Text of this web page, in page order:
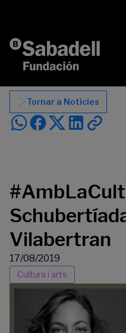
Tornar a Notícies
Vilabertran
17/08/2019
Cultura i arts